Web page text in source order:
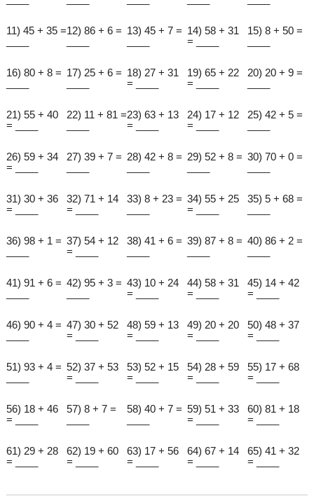
11) 45 + 35 =12) 86 + 6 = 13) 45 + 7 = 14) 58 + 31
= ____
15) 8 + 50 =
16) 80 + 8 = 17) 25 + 6 = 18) 27 + 31
= ____
19) 65 + 22
= ____
20) 20 + 9 =
21) 55 + 40
= ____
22) 11 + 81 =23) 63 + 13
= ____
24) 17 + 12
= ____
25) 42 + 5 =
26) 59 + 34
= ____
27) 39 + 7 = 28) 42 + 8 = 29) 52 + 8 = 30) 70 + 0 =
31) 30 + 36
= ____
32) 71 + 14
= ____
33) 8 + 23 = 34) 55 + 25
= ____
35) 5 + 68 =
36) 98 + 1 = 37) 54 + 12
= ____
38) 41 + 6 = 39) 87 + 8 = 40) 86 + 2 =
41) 91 + 6 = 42) 95 + 3 = 43) 10 + 24
= ____
44) 58 + 31
= ____
45) 14 + 42
= ____
46) 90 + 4 = 47) 30 + 52
= ____
48) 59 + 13
= ____
49) 20 + 20
= ____
50) 48 + 37
= ____
51) 93 + 4 = 52) 37 + 53
= ____
53) 52 + 15
= ____
54) 28 + 59
= ____
55) 17 + 68
= ____
56) 18 + 46
= ____
57) 8 + 7 =
58) 40 + 7 = 59) 51 + 33
= ____
60) 81 + 18
= ____
61) 29 + 28
= ____
62) 19 + 60
= ____
63) 17 + 56
= ____
64) 67 + 14
= ____
65) 41 + 32
= ____